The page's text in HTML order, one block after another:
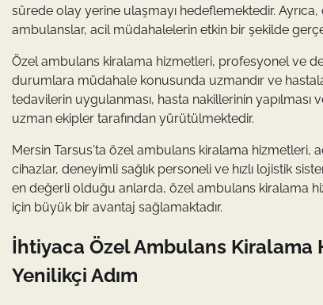
sürede olay yerine ulaşmayı hedeflemektedir.
ambulanslar, acil müdahalelerin etkin bir şekilde
Özel ambulans kiralama hizmetleri, profesyonel ve
durumlara müdahale konusunda uzmandır ve
tedavilerin uygulanması, hasta nakillerinin
uzman ekipler tarafından yürütülmektedir.
Mersin Tarsus'ta özel ambulans kiralama hizmetleri,
cihazlar, deneyimli sağlık personeli ve hızlı lojistik
en değerli olduğu anlarda, özel ambulans kiralama
için büyük bir avantaj sağlamaktadır.
İhtiyaca Özel Ambulans Kiralama
Yenilikçi Adım